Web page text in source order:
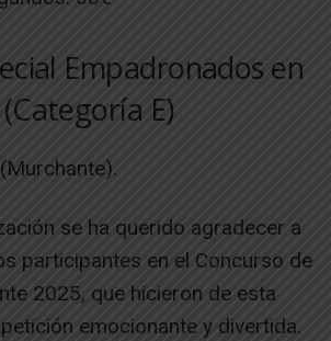
Empadronados en
E)
se ha querido agradecer a
participantes en el Concurso de
2025, que hicieron de esta
emocionante y divertida.